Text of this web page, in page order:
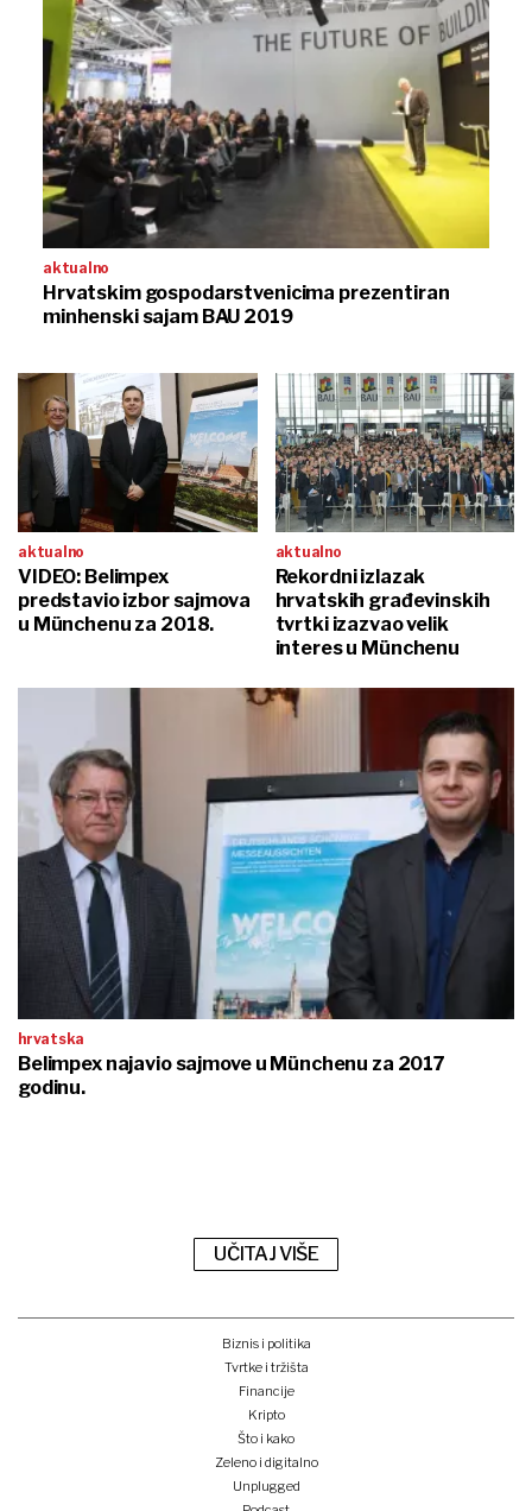
aktualno
Hrvatskim gospodarstvenicima prezentiran
minhenski sajam BAU 2019
aktualno
VIDEO: Belimpex
predstavio izbor sajmova
u Münchenu za 2018.
aktualno
Rekordni izlazak
hrvatskih građevinskih
tvrtki izazvao velik
interes u Münchenu
hrvatska
Belimpex najavio sajmove u Münchenu za 2017
godinu.
UČITAJ VIŠE
Biznis i politika
Tvrtke i tržišta
Financije
Kripto
Što i kako
Zeleno i digitalno
Unplugged